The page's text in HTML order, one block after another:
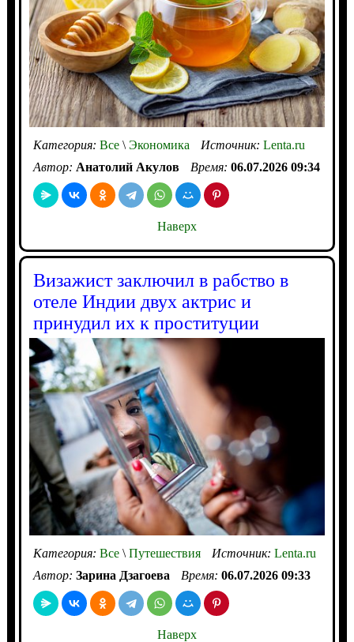
Категория: Все\Экономика Источник: Lenta.ru
Автор: Анатолий Акулов Время: 06.07.2026 09:34
Наверх
Визажист заключил в рабство в
отеле Индии двух актрис и
принудил их к проституции
Категория: Все\Путешествия Источник: Lenta.ru
Автор: Зарина Дзагоева Время: 06.07.2026 09:33
Наверх